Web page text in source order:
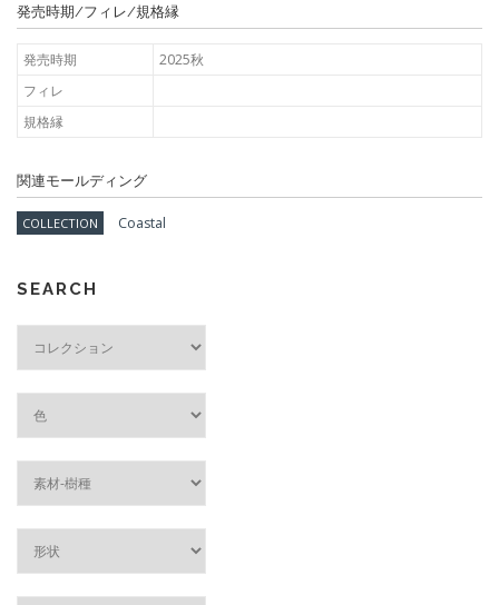
発売時期/フィレ/規格縁
発売時期
2025秋
フィレ
規格縁
関連モールディング
COLLECTION Coastal
SEARCH